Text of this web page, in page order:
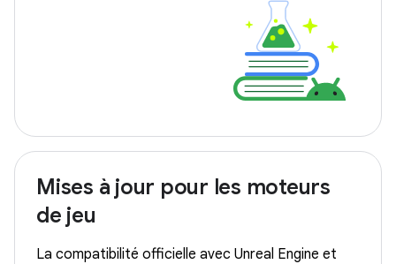
Mises à jour pour les moteurs
de jeu
La compatibilité officielle avec Unreal Engine et